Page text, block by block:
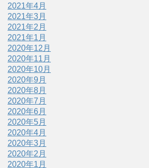
2021年4月
2021年3月
2021年2月
2021年1月
2020年12月
2020年11月
2020年10月
2020年9月
2020年8月
2020年7月
2020年6月
2020年5月
2020年4月
2020年3月
2020年2月
2020年1月